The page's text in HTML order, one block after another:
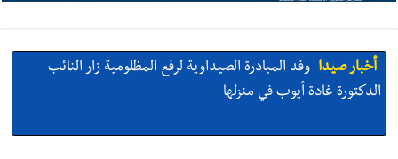
أخبار صيدا وفد المبادرة الصيداوية لرفع المظلومية زار النائب
الدكتورة غادة أيوب في منزلها